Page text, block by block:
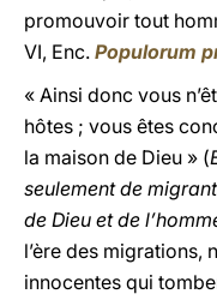
promouvoir tout
VI, Enc. Populorum
« Ainsi donc vous
hôtes ; vous êtes
la maison de Dieu » (
seulement de
de Dieu et de
l’ère des migrations,
innocentes qui